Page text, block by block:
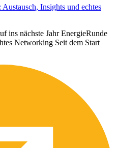
Insights und echtes
ins nächste Jahr EnergieRunde
Networking Seit dem Start